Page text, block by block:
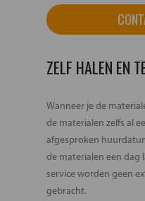
ZELF HALEN EN
Wanneer je de
de materialen zelfs al
afgesproken
de materialen een dag
service worden geen
gebracht.